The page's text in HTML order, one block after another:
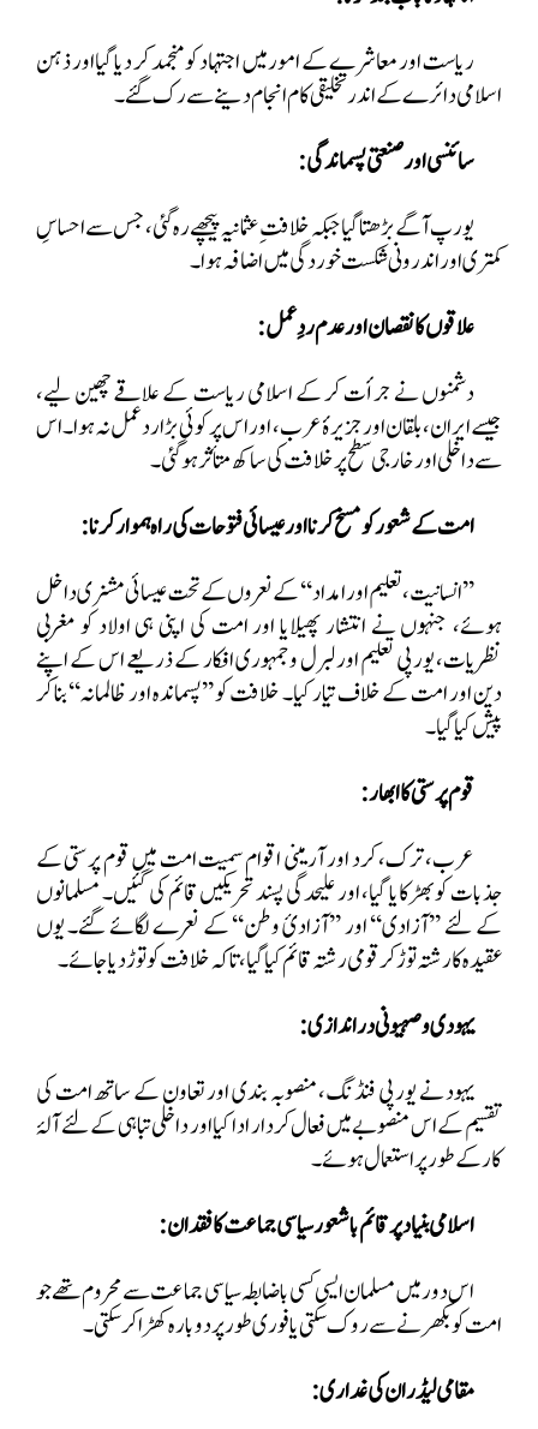
ریاست اور معاشرے کے امور میں اجتہاد کو منجمد کر دیا گیا اور ذہن
اسلامی دائرے کے اندر تخلیقی کام انجام دینے سے رک گئے۔
سائنسی اور صنعتی پسماندگی :
یورپ آگے بڑھتا گیا جبکہ خلافتِ عثمانیہ پیچھے رہ گئی، جس سے احساسِ
کمتری اور اندرونی شکست خوردگی میں اضافہ ہوا۔
علاقوں کا نقصان اور عدم ردِ عمل:
دشمنوں نے جرأت کر کے اسلامی ریاست کے علاقے چھین لیے،
جیسے ایران، بلقان اور جزیرۂ عرب، اور اس پر کوئی بڑا ردعمل نہ ہوا۔ اس
سے داخلی اور خارجی سطح پر خلافت کی ساکھ متأثر ہو گئی۔
امت کے شعور کو مسخ کرنا اور عیسائی فتوحات کی راہ ہموار کرنا:
’’انسانیت، تعلیم اور امداد‘‘ کے نعروں کے تحت عیسائی مشنری داخل
ہوئے، جنہوں نے انتشار پھیلایا اور امت کی اپنی ہی اولاد کو مغربی
نظریات، یورپی تعلیم اور لبرل و جمہوری افکار کے ذریعے اس کے اپنے
دین اور امت کے خلاف تیار کیا۔ خلافت کو ’’پسماندہ اور ظالمانہ‘‘ بنا کر
پیش کیا گیا۔
قوم پرستی کا ابھار:
عرب، ترک، کرد اور آرمینی اقوام سمیت امت میں قوم پرستی کے
جذبات کو بھڑکایا گیا، اور علیحدگی پسند تحریکیں قائم کی گئیں۔ مسلمانوں
کے لئے ’’آزادی‘‘ اور ’’آزادیٔ وطن‘‘ کے نعرے لگائے گئے۔ یوں
عقیدہ کا رشتہ توڑ کر قومی رشتہ قائم کیا گیا، تاکہ خلافت کو توڑ دیا جائے۔
یہودی و صہیونی دراندازی :
یہود نے یورپی فنڈنگ، منصوبہ بندی اور تعاون کے ساتھ امت کی
تقسیم کے اس منصوبے میں فعال کردار ادا کیا اور داخلی تباہی کے لئے آلۂ
کار کے طور پر استعمال ہوئے۔
اسلامی بنیاد پر قائم باشعور سیاسی جماعت کا فقدان:
اس دور میں مسلمان ایسی کسی باضابطہ سیاسی جماعت سے محروم تھے جو
امت کو بکھرنے سے روک سکتی یا فوری طور پر دوبارہ کھڑا کر سکتی۔
مقامی لیڈران کی غداری: